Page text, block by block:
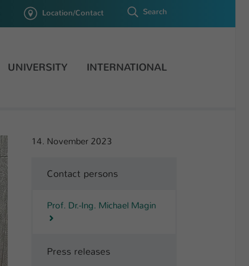
Location/Contact Search
UNIVERSITY INTERNATIONAL
14. November 2023
Contact persons
Prof. Dr.-Ing. Michael Magin
Press releases